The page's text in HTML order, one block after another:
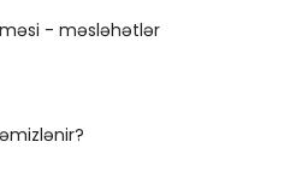
- məsləhətlər